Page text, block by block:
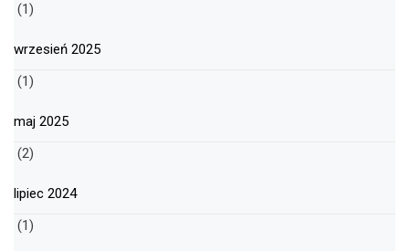
(1)
wrzesień 2025
(1)
maj 2025
(2)
lipiec 2024
(1)